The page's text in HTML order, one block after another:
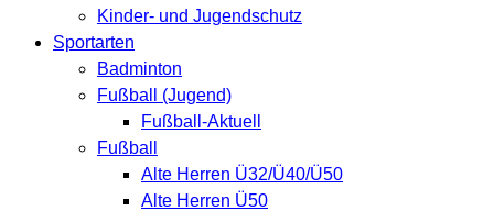
Kinder- und Jugendschutz
Sportarten
Badminton
Fußball (Jugend)
Fußball-Aktuell
Fußball
Alte Herren Ü32/Ü40/Ü50
Alte Herren Ü50